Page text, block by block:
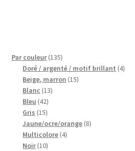
Par couleur 135135
produits
Doré / argenté / motif brillant 44
Beige, marron 1515
Blanc 1313
Bleu 4242
produits
Gris 1515
produits
Jaune/ocre/orange 88
Multicolore 44
Noir 1010